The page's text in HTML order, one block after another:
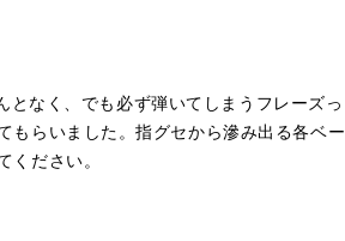
なく、でも必ず弾いてしまうフレーズっ
らいました。指グセから滲み出る各ベー
ださい。